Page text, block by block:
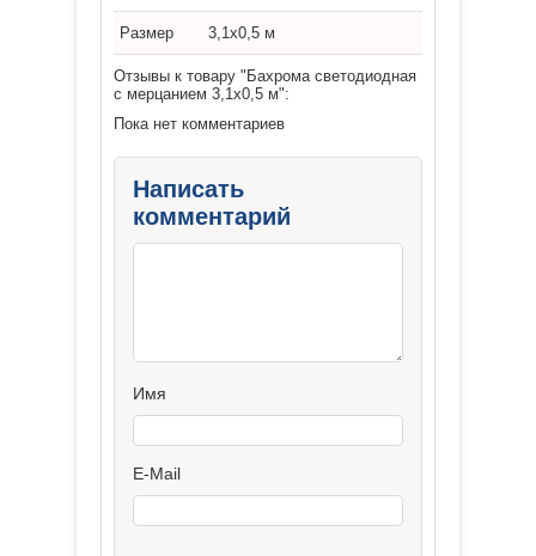
Размер 3,1х0,5 м
Отзывы к товару "Бахрома светодиодная
с мерцанием 3,1х0,5 м":
Пока нет комментариев
Написать
комментарий
Имя
E-Mail